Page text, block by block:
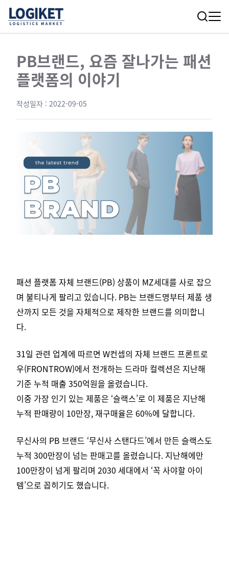
PB브랜드, 요즘 잘나가는 패션
플랫폼의 이야기
작성일자 : 2022-09-05
패션 플랫폼 자체 브랜드(PB) 상품이 MZ세대를 사로 잡으
며 불티나게 팔리고 있습니다. PB는 브랜드명부터 제품 생
산까지 모든 것을 자체적으로 제작한 브랜드를 의미합니
다.
31일 관련 업계에 따르면 W컨셉의 자체 브랜드 프론트로
우(FRONTROW)에서 전개하는 드라마 컬렉션은 지난해
기준 누적 매출 350억원을 올렸습니다.
이중 가장 인기 있는 제품은 ‘슬랙스’로 이 제품은 지난해
누적 판매량이 10만장, 재구매율은 60%에 달합니다.
무신사의 PB 브랜드 ‘무신사 스탠다드’에서 만든 슬랙스도
누적 300만장이 넘는 판매고를 올렸습니다. 지난해에만
100만장이 넘게 팔리며 2030 세대에서 ‘꼭 사야할 아이
템’으로 꼽히기도 했습니다.